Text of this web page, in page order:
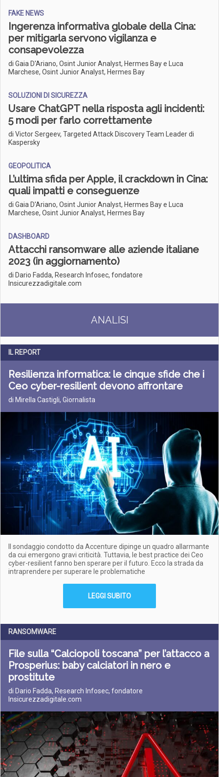
FAKE NEWS
Ingerenza informativa globale della Cina:
per mitigarla servono vigilanza e
consapevolezza
di Gaia D'Ariano, Osint Junior Analyst, Hermes Bay e Luca
Marchese, Osint Junior Analyst, Hermes Bay
SOLUZIONI DI SICUREZZA
Usare ChatGPT nella risposta agli incidenti:
5 modi per farlo correttamente
di Victor Sergeev, Targeted Attack Discovery Team Leader di
Kaspersky
GEOPOLITICA
L’ultima sfida per Apple, il crackdown in Cina:
quali impatti e conseguenze
di Gaia D'Ariano, Osint Junior Analyst, Hermes Bay e Luca
Marchese, Osint Junior Analyst, Hermes Bay
DASHBOARD
Attacchi ransomware alle aziende italiane
2023 (in aggiornamento)
di Dario Fadda, Research Infosec, fondatore
Insicurezzadigitale.com
ANALISI
IL REPORT
Resilienza informatica: le cinque sfide che i
Ceo cyber-resilient devono affrontare
di Mirella Castigli, Giornalista
Il sondaggio condotto da Accenture dipinge un quadro allarmante
da cui emergono gravi criticità. Tuttavia, le best practice dei Ceo
cyber-resilient fanno ben sperare per il futuro. Ecco la strada da
intraprendere per superare le problematiche
LEGGI SUBITO
RANSOMWARE
File sulla “Calciopoli toscana” per l’attacco a
Prosperius: baby calciatori in nero e
prostitute
di Dario Fadda, Research Infosec, fondatore
Insicurezzadigitale.com